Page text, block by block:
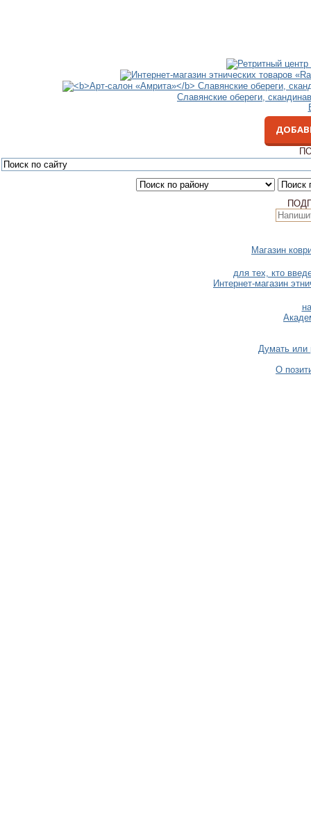
Славянские обереги,
Магазин
для тех, кто
Интернет-магазин
Думать
О